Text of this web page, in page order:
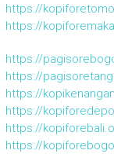
https://
https://
https://
https://
https://
https://
https://
https://